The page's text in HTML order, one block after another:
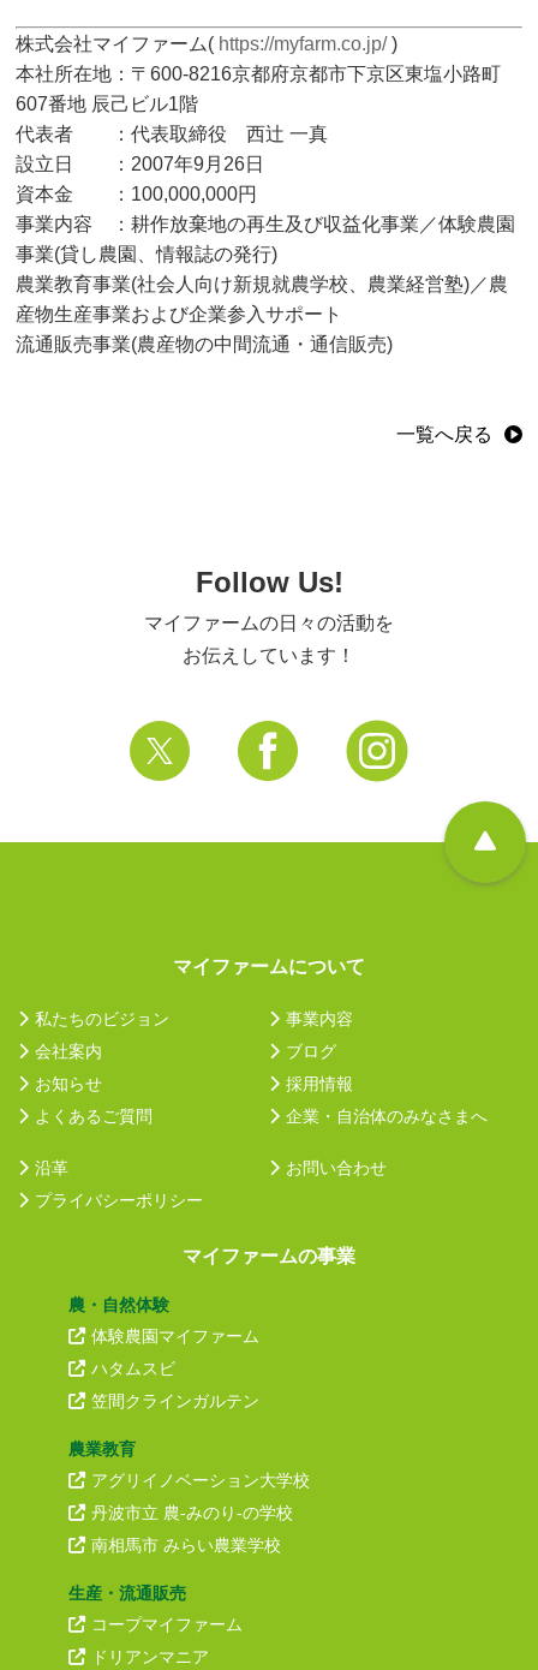
株式会社マイファーム( https://myfarm.co.jp/)
本社所在地：〒600-8216京都府京都市下京区東塩小路町
607番地 辰己ビル1階
代表者 ：代表取締役 西辻 一真
設立日 ：2007年9月26日
資本金 ：100,000,000円
事業内容 ：耕作放棄地の再生及び収益化事業／体験農園
事業(貸し農園、情報誌の発行)
農業教育事業(社会人向け新規就農学校、農業経営塾)／農
産物生産事業および企業参入サポート
流通販売事業(農産物の中間流通・通信販売)
一覧へ戻る
Follow Us!
マイファームの日々の活動を
お伝えしています！
マイファームについて
私たちのビジョン
事業内容
会社案内
ブログ
お知らせ
採用情報
よくあるご質問
企業・自治体のみなさまへ
沿革
お問い合わせ
プライバシーポリシー
マイファームの事業
農・自然体験
体験農園マイファーム
ハタムスビ
笠間クラインガルテン
農業教育
アグリイノベーション大学校
丹波市立 農-みのり-の学校
南相馬市 みらい農業学校
生産・流通販売
コープマイファーム
ドリアンマニア